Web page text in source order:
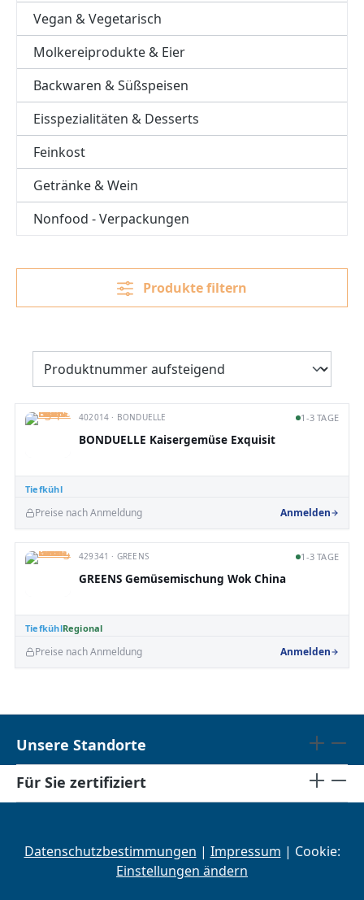
Vegan & Vegetarisch
Molkereiprodukte & Eier
Backwaren & Süßspeisen
Eisspezialitäten & Desserts
Feinkost
Getränke & Wein
Nonfood - Verpackungen
Produkte filtern
Tiefkühl
402014 · BONDUELLE 1-3 TAGE
BONDUELLE Kaisergemüse Exquisit
Preise nach Anmeldung Anmelden
TiefkühlRegional
429341 · GREENS 1-3 TAGE
GREENS Gemüsemischung Wok China
Preise nach Anmeldung Anmelden
Unsere Standorte
Für Sie zertifiziert
Datenschutzbestimmungen | Impressum | Cookie:
Einstellungen ändern